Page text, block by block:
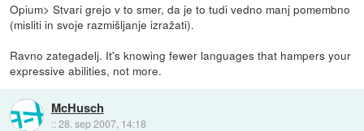
Opium> Stvari grejo v to smer, da je to tudi vedno manj pomembno
(misliti in svoje razmišljanje izražati).
Ravno zategadelj. It's knowing fewer languages that hampers your
expressive abilities, not more.
McHusch
::28. sep 2007, 14:18